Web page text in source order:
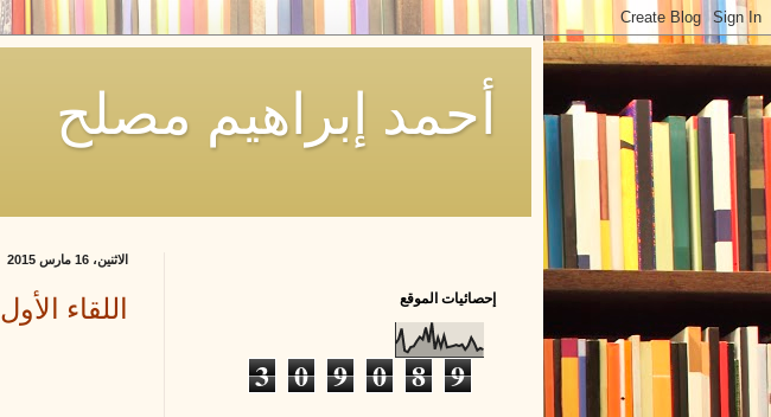
أحمد إبراهيم مصلح
الاثنين، 16 مارس 2015
اللقاء الأول إحصائيات الموقع
3 0 9 0 8 9